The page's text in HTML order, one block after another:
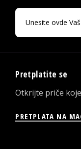
Pretplatite se
Otkrijte priče
PRETPLATA NA